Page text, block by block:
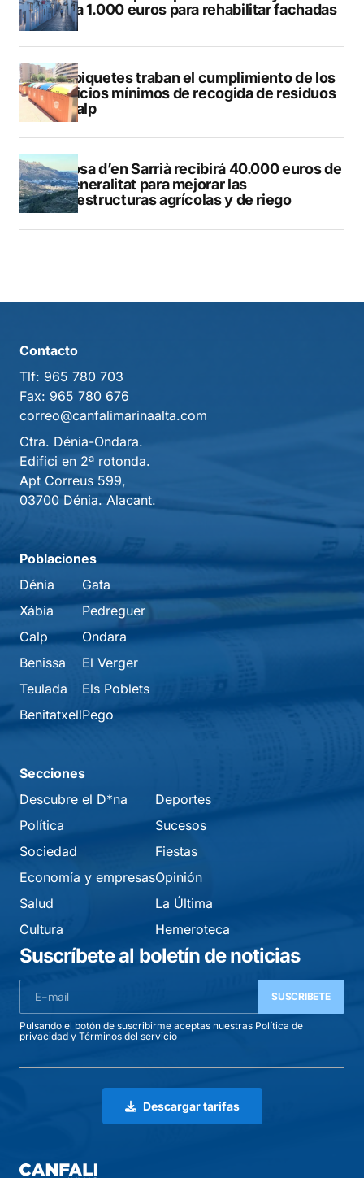
hasta 1.000 euros para rehabilitar fachadas
Los piquetes traban el cumplimiento de los
servicios mínimos de recogida de residuos
en Calp
Callosa d’en Sarrià recibirá 40.000 euros de
la Generalitat para mejorar las
infraestructuras agrícolas y de riego
Contacto
Tlf: 965 780 703
Fax: 965 780 676
correo@canfalimarinaalta.com
Ctra. Dénia-Ondara.
Edifici en 2ª rotonda.
Apt Correus 599,
03700 Dénia. Alacant.
Poblaciones
Dénia
Xábia
Calp
Benissa
Teulada
Benitatxell
Gata
Pedreguer
Ondara
El Verger
Els Poblets
Pego
Secciones
Descubre el D*na
Política
Sociedad
Economía y empresas
Salud
Cultura
Deportes
Sucesos
Fiestas
Opinión
La Última
Hemeroteca
Suscríbete al boletín de noticias
SUSCRIBETE
Pulsando el botón de suscribirme aceptas nuestras Política de
privacidad y Términos del servicio
Descargar tarifas